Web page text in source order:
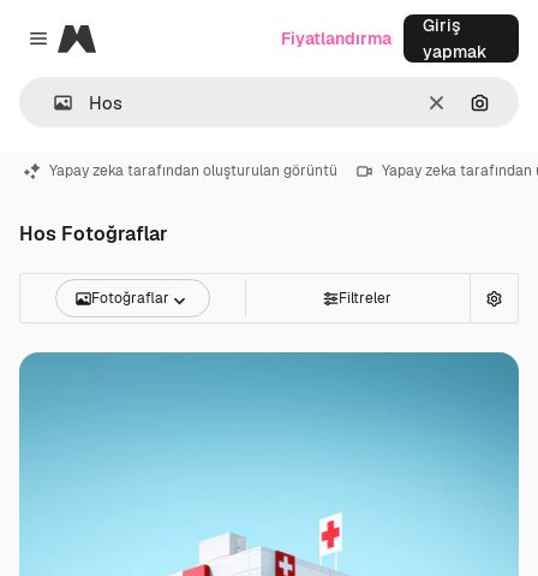
Close menu
Magnific
Temizlemek
Fiyatlandırma
Giriş
yapmak
Yapay zeka tarafından oluşturulan görüntü Yapay zeka
Hos Fotoğraflar
Fotoğraflar Filtreler